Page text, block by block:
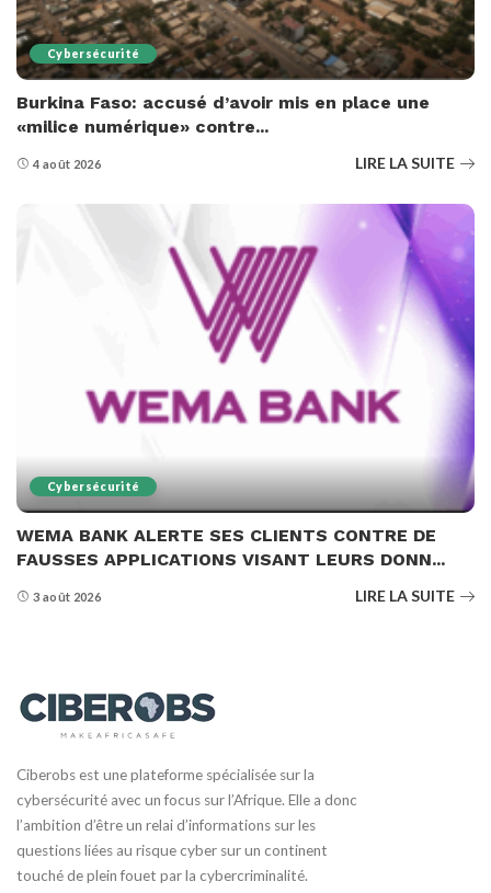
Cybersécurité
Burkina Faso: accusé d’avoir mis en place une
«milice numérique» contre...
4 août 2026 LIRE LA SUITE
Cybersécurité
WEMA BANK ALERTE SES CLIENTS CONTRE DE
FAUSSES APPLICATIONS VISANT LEURS DONN...
3 août 2026 LIRE LA SUITE
Ciberobs est une plateforme spécialisée sur la
cybersécurité avec un focus sur l’Afrique. Elle a donc
l’ambition d’être un relai d’informations sur les
questions liées au risque cyber sur un continent
touché de plein fouet par la cybercriminalité.